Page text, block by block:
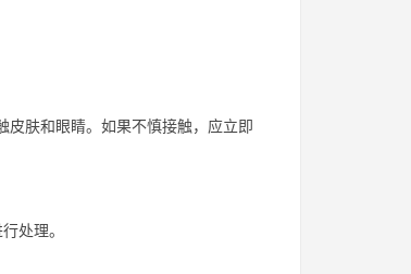
皮肤和眼睛。如果不慎接触，应立即
处理。